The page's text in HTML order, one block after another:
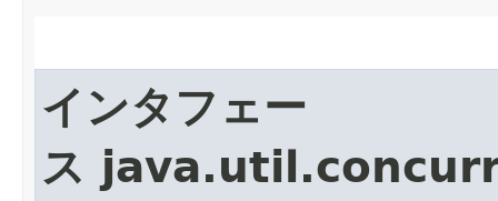
インタフェー
ス